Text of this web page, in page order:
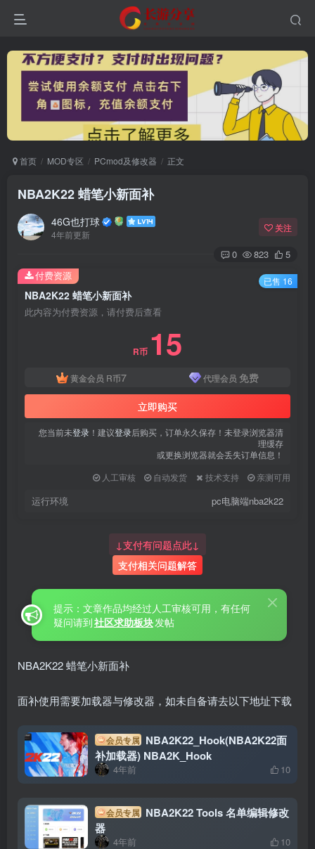
首页 MOD专区 PCmod及修改器 正文
NBA2K22 蜡笔小新面补
46G也打球
4年前更新
关注
0 823 5
NBA2K22 蜡笔小新面补
此内容为付费资源，请付费后查看
R币 15
黄金会员 R币7 代理会员 免费
立即购买
您当前未登录 ！建议登录后购买，订单永久保存！未登录浏览器清
理缓存
或更换浏览器就会丢失订单信息！
人工审核
自动发货 技术支持 亲测可用
运行环境 pc电脑端nba2k22
付费资源 已售 16
↓支付有问题点此↓
支付相关问题解答
提示：文章作品均经过人工审核可用，有任何
疑问请到社区求助板块发帖
NBA2K22 蜡笔小新面补
面补使用需要加载器与修改器，如未自备请去以下地址下载
会员专属 NBA2K22_Hook(NBA2K22面
补加载器) NBA2K_Hook
4年前 10
会员专属 NBA2K22 Tools 名单编辑修改
器
4年前 10